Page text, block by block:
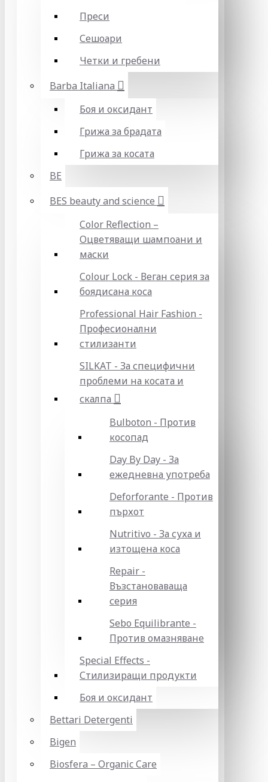
Преси
Сешоари
Четки и гребени
Barba Italiana
Боя и оксидант
Грижа за брадата
Грижа за косата
BE
BES beauty and science
Color Reflection –
Оцветяващи шампоани и
маски
Colour Lock - Веган серия за
боядисана коса
Professional Hair Fashion -
Професионални
стилизанти
SILKAT - За специфични
проблеми на косата и
скалпа
Bulboton - Против
косопад
Day By Day - За
ежедневна употреба
Deforforante - Против
пърхот
Nutritivo - За суха и
изтощена коса
Repair -
Възстановаваща
серия
Sebo Equilibrante -
Против омазняване
Special Effects -
Стилизиращи продукти
Боя и оксидант
Bettari Detergenti
Bigen
Biosfera – Organic Care